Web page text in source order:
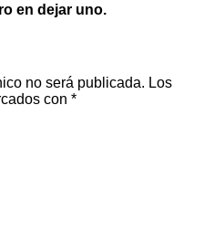
en dejar uno.
no será publicada. Los
con *